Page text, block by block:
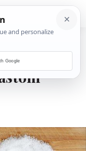
koji
Google